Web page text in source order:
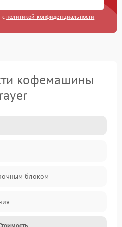
с политикой конфиденциальности
кофемашины
блоком